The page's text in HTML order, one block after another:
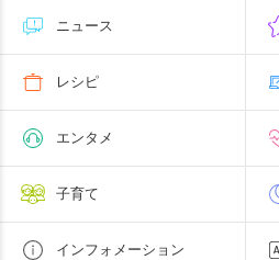
ニュース
レシピ
エンタメ
子育て
インフォメーション